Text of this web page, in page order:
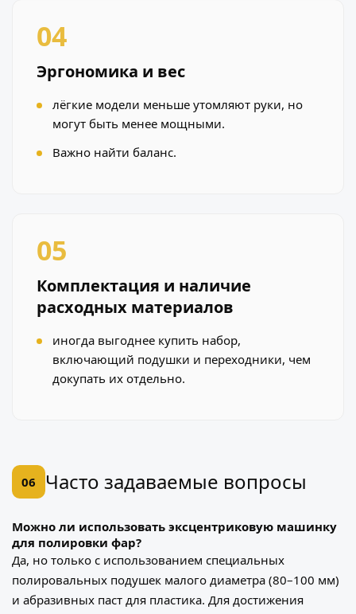
04
Эргономика и вес
лёгкие модели меньше утомляют руки, но
могут быть менее мощными.
Важно найти баланс.
05
Комплектация и наличие
расходных материалов
иногда выгоднее купить набор,
включающий подушки и переходники, чем
докупать их отдельно.
06 Часто задаваемые вопросы
Можно ли использовать эксцентриковую машинку
для полировки фар?
Да, но только с использованием специальных
полировальных подушек малого диаметра (80–100 мм)
и абразивных паст для пластика. Для достижения